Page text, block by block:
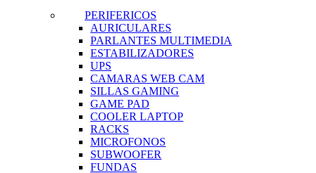
PERIFERICOS
AURICULARES
PARLANTES MULTIMEDIA
ESTABILIZADORES
UPS
CAMARAS WEB CAM
SILLAS GAMING
GAME PAD
COOLER LAPTOP
RACKS
MICROFONOS
SUBWOOFER
FUNDAS